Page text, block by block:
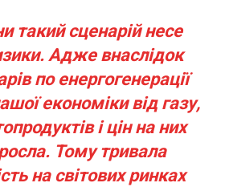
такий сценарій несе
Адже внаслідок
по енергогенерації
економіки від газу,
і цін на них
Тому тривала
на світових ринках